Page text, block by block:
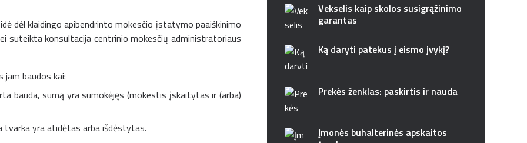
dėl klaidingo apibendrinto mokesčio įstatymo paaiškinimo
suteikta konsultacija centrinio mokesčių administratoriaus
baudos kai:
bauda, sumą yra sumokėjęs (mokestis įskaitytas ir (arba)
yra atidėtas arba išdėstytas.
Vekselis kaip skolos susigrąžinimo
garantas
Ką daryti patekus į eismo įvykį?
Prekės ženklas: paskirtis ir nauda
Įmonės buhalterinės apskaitos